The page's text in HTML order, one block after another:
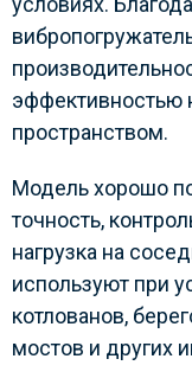
эффективностью
пространством.
Модель хорошо
точность,
нагрузка на
используют при
котлованов,
мостов и других